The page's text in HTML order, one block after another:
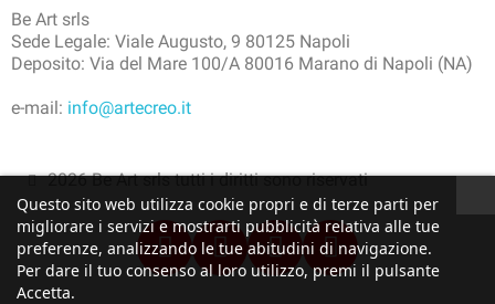
Be Art srls
Sede Legale: Viale Augusto, 9 80125 Napoli
Deposito: Via del Mare 100/A 80016 Marano di Napoli (NA)
e-mail: info@artecreo.it
2026 Be Art srls tutti i diritti sono riservati
Questo sito web utilizza cookie propri e di terze parti per
migliorare i servizi e mostrarti pubblicità relativa alle tue
preferenze, analizzando le tue abitudini di navigazione.
Per dare il tuo consenso al loro utilizzo, premi il pulsante
Accetta.